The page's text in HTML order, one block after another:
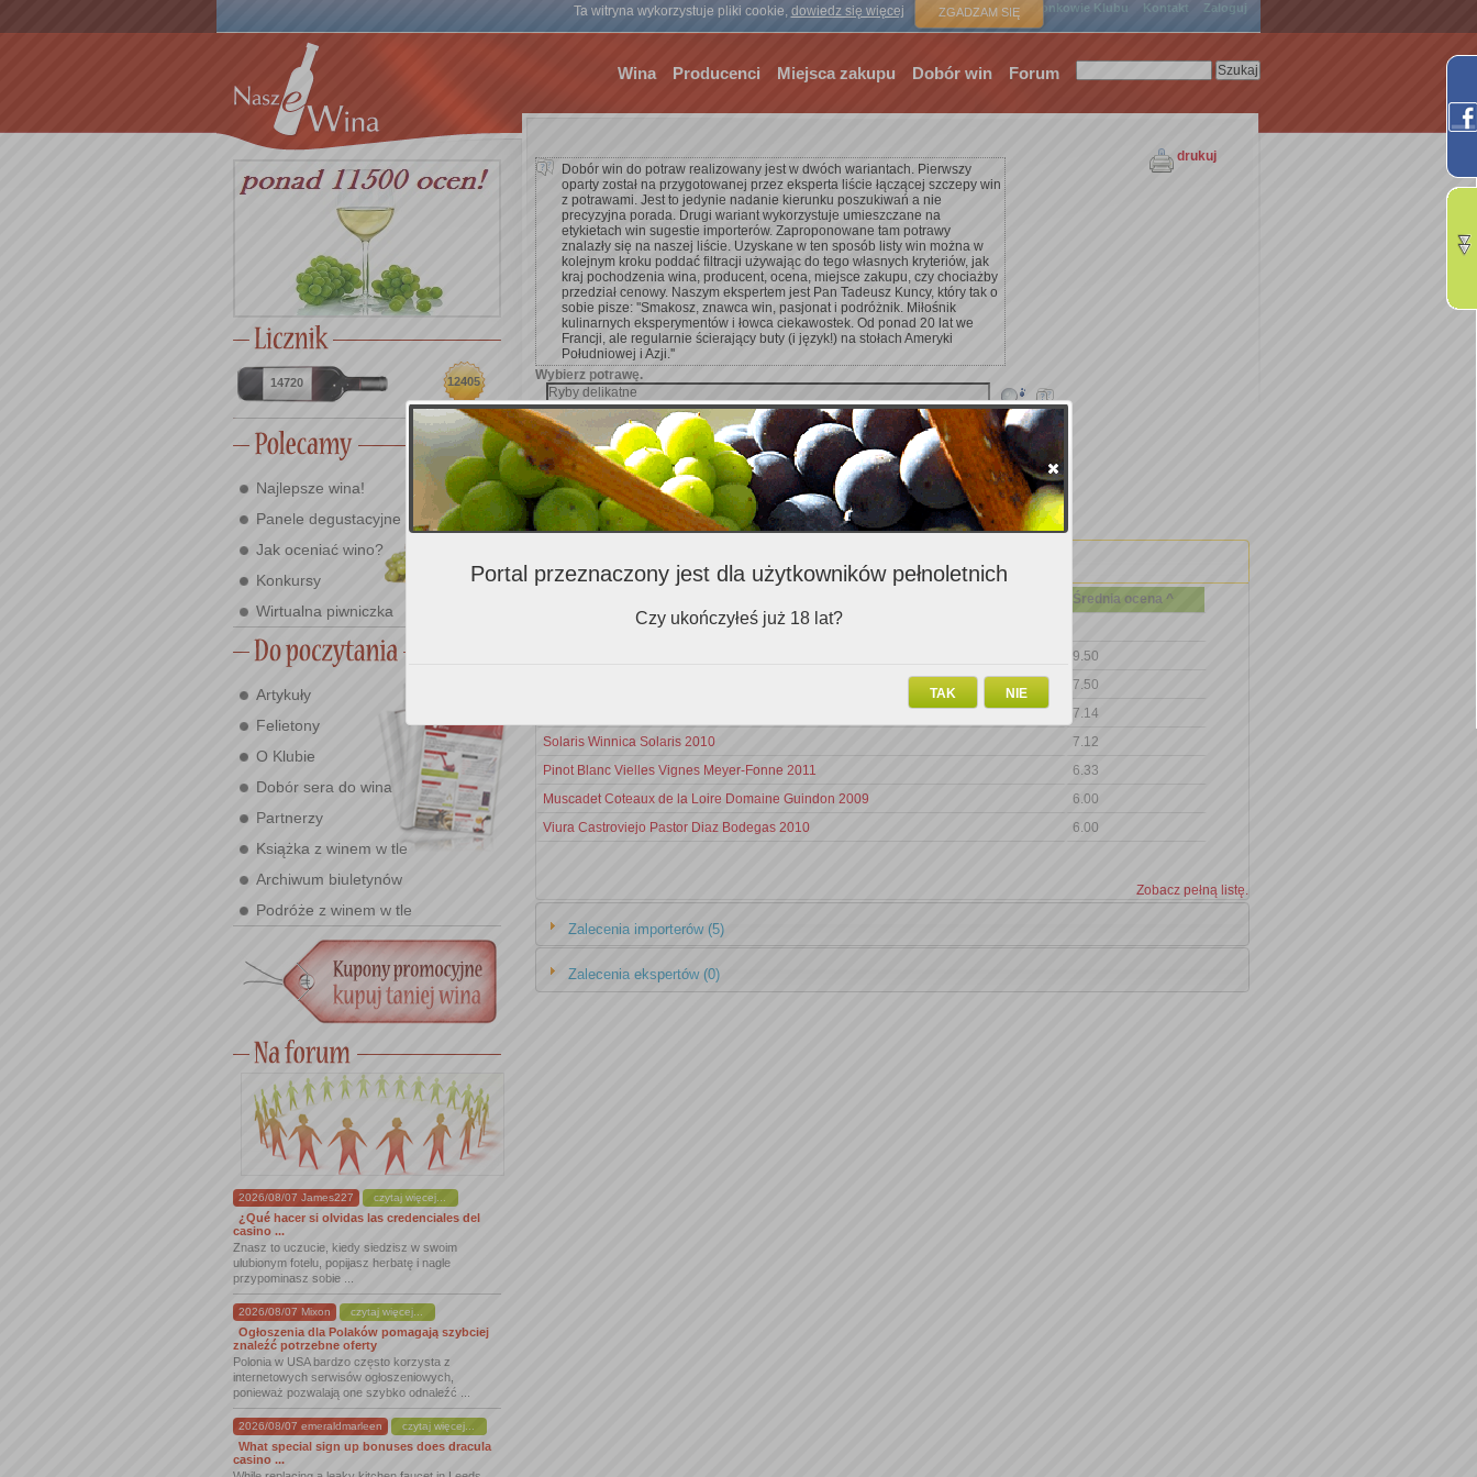
Ta witryna wykorzystuje pliki cookie, dowiedz się więcej ZGADZAM SIĘ
Strona główna Członkowie Klubu Kontakt Zaloguj
Wina Producenci Miejsca zakupu Dobór win Forum
14720 12405
Najlepsze wina!
Panele degustacyjne
Jak oceniać wino?
Konkursy
Wirtualna piwniczka
Artykuły
Felietony
O Klubie
Dobór sera do wina
Partnerzy
Książka z winem w tle
Archiwum biuletynów
Podróże z winem w tle
2026/08/07 James227 czytaj więcej...
¿Qué hacer si olvidas las credenciales del
casino ...
Znasz to uczucie, kiedy siedzisz w swoim
ulubionym fotelu, popijasz herbatę i nagle
przypominasz sobie ...
2026/08/07 Mixon czytaj więcej...
Ogłoszenia dla Polaków pomagają szybciej
znaleźć potrzebne oferty
Polonia w USA bardzo często korzysta z
internetowych serwisów ogłoszeniowych,
ponieważ pozwalają one szybko odnaleźć ...
2026/08/07 emeraldmarleen czytaj więcej...
What special sign up bonuses does dracula
casino ...
drukuj
Dobór win do potraw realizowany jest w dwóch wariantach. Pierwszy
oparty został na przygotowanej przez eksperta liście łączącej szczepy win
z potrawami. Jest to jedynie nadanie kierunku poszukiwań a nie
precyzyjna porada. Drugi wariant wykorzystuje umieszczane na
etykietach win sugestie importerów. Zaproponowane tam potrawy
znalazły się na naszej liście. Uzyskane w ten sposób listy win można w
kolejnym kroku poddać filtracji używając do tego własnych kryteriów, jak
kraj pochodzenia wina, producent, ocena, miejsce zakupu, czy chociażby
przedział cenowy. Naszym ekspertem jest Pan Tadeusz Kuncy, który tak o
sobie pisze: ''Smakosz, znawca win, pasjonat i podróżnik. Miłośnik
kulinarnych eksperymentów i łowca ciekawostek. Od ponad 20 lat we
Francji, ale regularnie ścierający buty (i język!) na stołach Ameryki
Południowej i Azji.''
Wybierz potrawę.
Dodaj kryterium wyszukiwania.
Zalecenia Klubowiczów (7)
Średnia ocena ^
9.50
7.50
7.14
Solaris Winnica Solaris 2010
7.12
Pinot Blanc Vielles Vignes Meyer-Fonne 2011
6.33
Muscadet Coteaux de la Loire Domaine Guindon 2009
6.00
Viura Castroviejo Pastor Diaz Bodegas 2010
6.00
Zobacz pełną listę.
Zalecenia importerów (5)
Zalecenia ekspertów (0)
Portal przeznaczony jest dla użytkowników pełnoletnich
Czy ukończyłeś już 18 lat?
NIE
TAK